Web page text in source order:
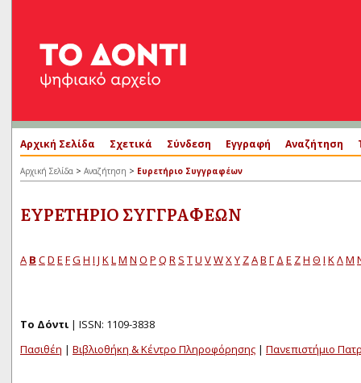
Αρχική Σελίδα Σχετικά Σύνδεση Εγγραφή Αναζήτηση
Αρχική Σελίδα > Αναζήτηση > Ευρετήριο Συγγραφέων
ΕΥΡΕΤΉΡΙΟ ΣΥΓΓΡΑΦΈΩΝ
A B CD E FG H I J KLM N O P Q R S TU VWXY ZΑΒ Γ Δ Ε ΖΗ Θ Ι ΚΛΜ
Το Δόντι | ISSN: 1109-3838
Πασιθέη | Βιβλιοθήκη & Κέντρο Πληροφόρησης | Πανεπιστήμιο